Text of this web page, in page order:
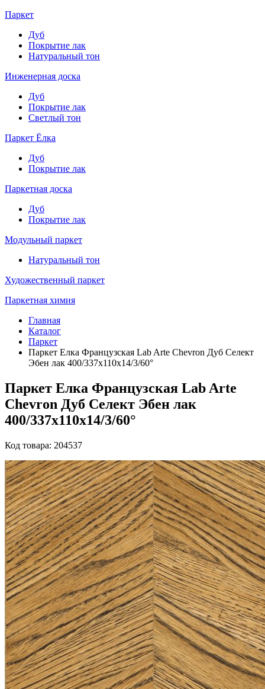
Паркет
Дуб
Покрытие лак
Натуральный тон
Инженерная доска
Дуб
Покрытие лак
Светлый тон
Паркет Ёлка
Дуб
Покрытие лак
Паркетная доска
Дуб
Покрытие лак
Модульный паркет
Натуральный тон
Художественный паркет
Паркетная химия
Главная
Каталог
Паркет
Паркет Елка Французская Lab Arte Chevron Дуб Селект
Эбен лак 400/337х110х14/3/60°
Паркет Елка Французская Lab Arte
Chevron Дуб Селект Эбен лак
400/337х110х14/3/60°
Код товара: 204537